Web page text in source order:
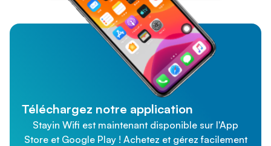
Téléchargez notre application
Stayin Wifi est maintenant disponible sur l'App
Store et Google Play ! Achetez et gérez facilement